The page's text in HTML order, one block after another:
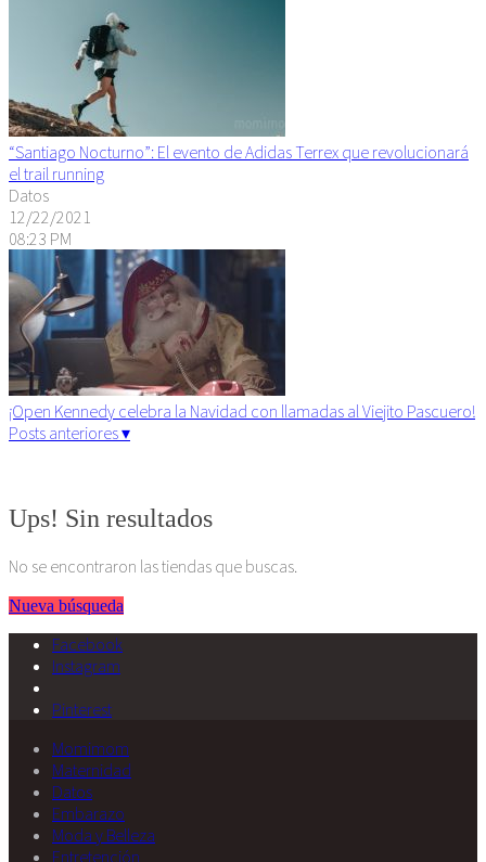
“Santiago Nocturno”: El evento de Adidas Terrex que revolucionará
el trail running
Datos
12/22/2021
08:23 PM
¡Open Kennedy celebra la Navidad con llamadas al Viejito Pascuero!
Posts anteriores ▾
Ups! Sin resultados
No se encontraron las tiendas que buscas.
Nueva búsqueda
Facebook
Instagram
Pinterest
Momimom
Maternidad
Datos
Embarazo
Moda y Belleza
Entretención